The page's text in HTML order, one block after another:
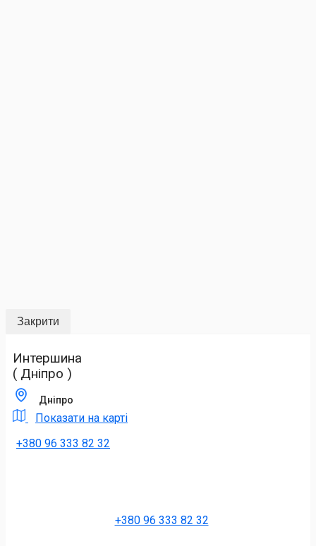
Закрити
Интершина
( Дніпро )
Дніпро
Показати на карті
+380 96 333 82 32
+380 96 333 82 32